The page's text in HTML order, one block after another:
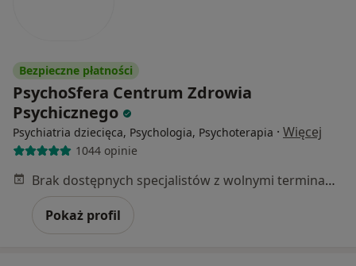
Bezpieczne płatności
PsychoSfera Centrum Zdrowia
Psychicznego
Psychiatria dziecięca, Psychologia, Psychoterapia · Więcej
1044 opinie
Brak dostępnych specjalistów z wolnymi terminami w tym centrum medycznym.
Pokaż profil